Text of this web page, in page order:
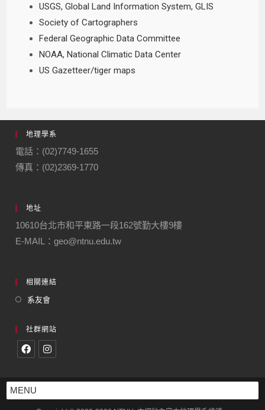
USGS, Global Land Information System, GLIS
Society of Cartographers
Federal Geographic Data Committee
NOAA, National Climatic Data Center
US Gazetteer/tiger maps
地理學系
電話：(02)7749-1655
傳真：(02)2369-1770
地址
10610台北市和平東路一段162號勤大樓9樓
E-MAIL：geo@ntnu.edu.tw
相關連結
系友會
社群網站
MENU